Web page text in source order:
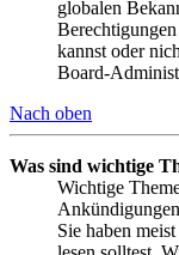
globalen
kannst oder
Board-
Nach oben
Was sind wichtige
Wichtige
Sie haben